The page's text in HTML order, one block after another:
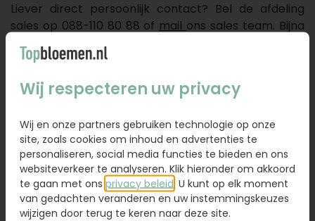
Liever direct persoonlijk contact? Bel de afdeling
sales op 088-110 80 88 of mail ons sales team. Bijna
alles is mogelijk.
Voordelen van Topbloemen.nl:
Deskundig en persoonlijk advies
Personalisatie is mogelijk
Achteraf betalen middels een factuur
Altijd vers en de beste kwaliteit van de lokale
bloemist
Vraag hier je offerte aan
Wij respecteren uw privacy
Wij en onze partners gebruiken technologie op onze
site, zoals cookies om inhoud en advertenties te
personaliseren, social media functies te bieden en ons
websiteverkeer te analyseren. Klik hieronder om akkoord
te gaan met ons privacy beleid . U kunt op elk moment
van gedachten veranderen en uw instemmingskeuzes
wijzigen door terug te keren naar deze site.